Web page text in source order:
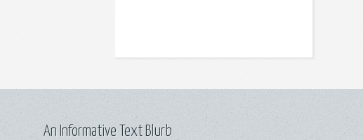
An Informative Text Blurb